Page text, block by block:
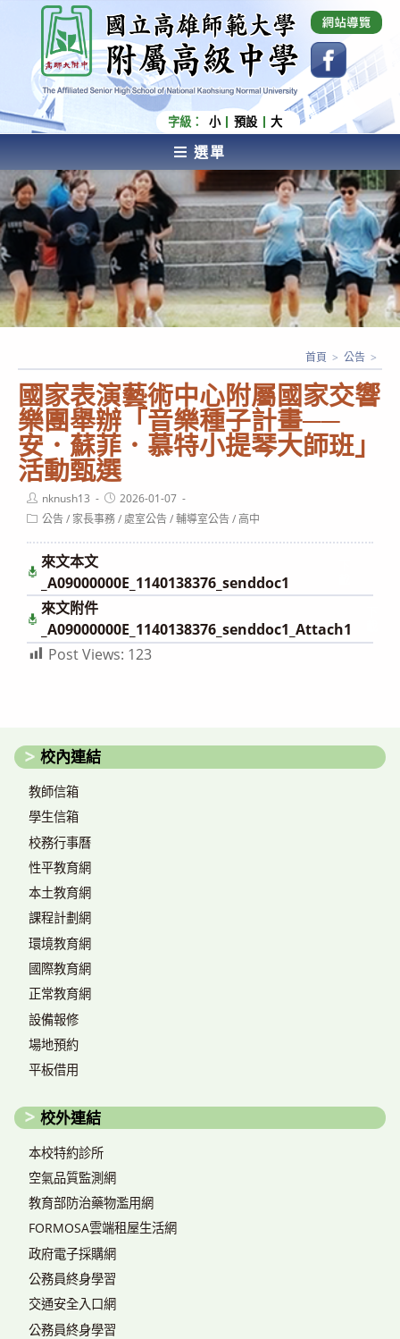
內
容
國立高雄師範大學附屬高級中學 Affiliated Senior
High School of National Kaohsiung Normal
University
字級： 小 預設 大
選單
AFFILIATED SENIOR HIGH SCHOOL OF NATIONAL
KAOHSIUNG NORMAL UNIVERSITY
國家表演藝術中心附屬國家交響
樂團舉辦「音樂種子計畫──
安．蘇菲．慕特小提琴大師班」
活動甄選
首頁 > 公告 >
Post
author:
nknush13
Post
published:
2026-01-07
Post公告/ 家長事務/處室公告/輔導室公告/高中
來文本文
_A09000000E_1140138376_senddoc1
來文附件
_A09000000E_1140138376_senddoc1_Attach1
Post Views: 123
校內連結
教師信箱
學生信箱
校務行事曆
性平教育網
本土教育網
課程計劃網
環境教育網
國際教育網
正常教育網
設備報修
場地預約
平板借用
校外連結
本校特約診所
空氣品質監測網
教育部防治藥物濫用網
FORMOSA雲端租屋生活網
政府電子採購網
公務員終身學習
交通安全入口網
公務員終身學習